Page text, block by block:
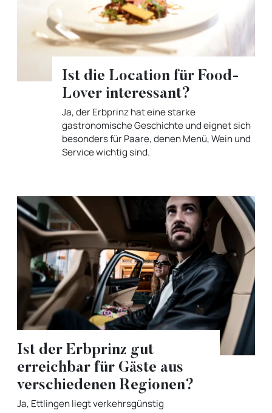
Ist die Location für Food-
Lover interessant?
Ja, der Erbprinz hat eine starke
gastronomische Geschichte und eignet sich
besonders für Paare, denen Menü, Wein und
Service wichtig sind.
Ist der Erbprinz gut
erreichbar für Gäste aus
verschiedenen Regionen?
Ja, Ettlingen liegt verkehrsgünstig